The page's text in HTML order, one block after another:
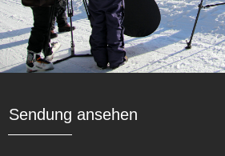
Sendung ansehen